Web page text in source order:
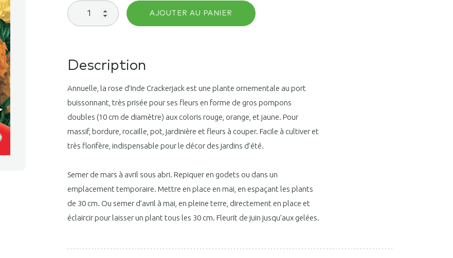
quantité
de
Rose
Crackerjack
Mix
AJOUTER AU PANIER
Description
Annuelle, la rose d’Inde Crackerjack est une plante ornementale au port
buissonnant, très prisée pour ses fleurs en forme de gros pompons
doubles (10 cm de diamètre) aux coloris rouge, orange, et jaune. Pour
massif, bordure, rocaille, pot, jardinière et fleurs à couper. Facile à cultiver et
très florifère, indispensable pour le décor des jardins d’été.
Semer de mars à avril sous abri. Repiquer en godets ou dans un
emplacement temporaire. Mettre en place en mai, en espaçant les plants
de 30 cm. Ou semer d’avril à mai, en pleine terre, directement en place et
éclaircir pour laisser un plant tous les 30 cm. Fleurit de juin jusqu’aux gelées.